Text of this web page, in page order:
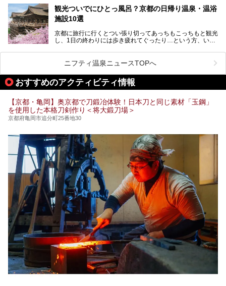
ウナを楽しみましょう！
地元の方はもちろん、旅先としても人気の京都。
観光のついでに岩盤浴のある温泉に浸かってリフレッシュす
今回は京都にある岩盤浴のある施設をピックアップしてご紹
観光ついでにひとっ風呂？京都の日帰り温泉・温浴
施設10選
京都に旅行に行くとつい張り切ってあっちもこっちもと観光
し、1日の終わりには歩き疲れてぐったり…という方、いま
そんな疲れた身体には温泉です！京都には、市内にも郊外に
も素晴らしい温泉がたくさんあります。そこで、日帰り利用
できるおすすめの温泉・温浴施設をまとめてみました。
ニフティ温泉ニュースTOPへ
おすすめのアクティビティ情報
【京都・亀岡】奥京都で刀鍛冶体験！日本刀と同じ素材「玉鋼」
を使用した本格刀剣作り＜将大鍛刀場＞
京都府亀岡市追分町25番地30